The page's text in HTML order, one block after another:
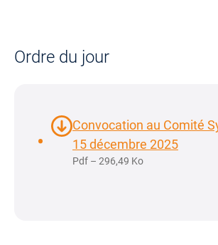
Ordre du jour
Convocation au Comité
15 décembre 2025
Pdf – 296,49 Ko